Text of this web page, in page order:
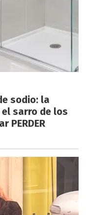
sodio: la
el sarro de los
PERDER